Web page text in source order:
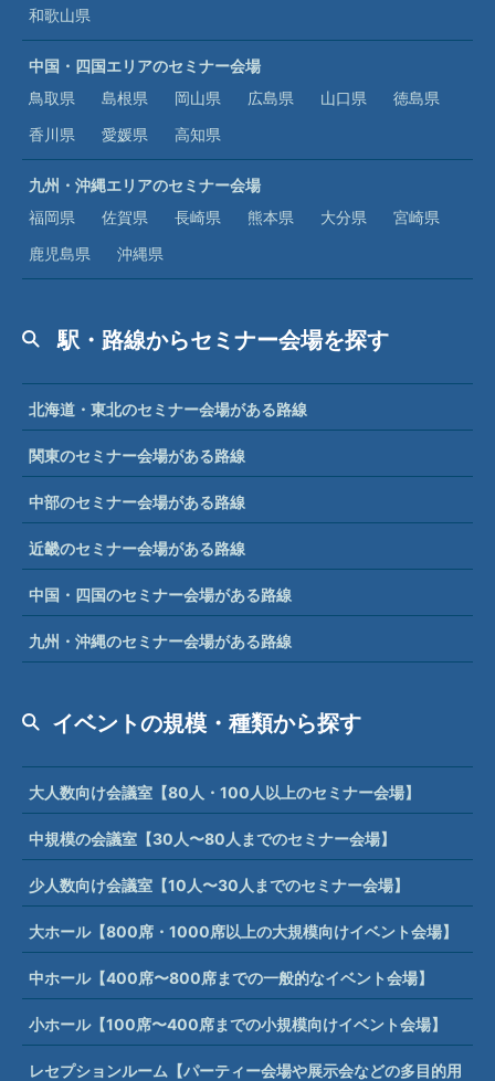
和歌山県
中国・四国エリアのセミナー会場
鳥取県
島根県 岡山県 広島県 山口県
徳島県
香川県
愛媛県 高知県
九州・沖縄エリアのセミナー会場
福岡県
佐賀県 長崎県 熊本県 大分県
宮崎県
鹿児島県
沖縄県
駅・路線からセミナー会場を探す
北海道・東北のセミナー会場がある路線
関東のセミナー会場がある路線
中部のセミナー会場がある路線
近畿のセミナー会場がある路線
中国・四国のセミナー会場がある路線
九州・沖縄のセミナー会場がある路線
イベントの規模・種類から探す
大人数向け会議室【80人・100人以上のセミナー会場】
中規模の会議室【30人〜80人までのセミナー会場】
少人数向け会議室【10人〜30人までのセミナー会場】
大ホール【800席・1000席以上の大規模向けイベント会場】
中ホール【400席〜800席までの一般的なイベント会場】
小ホール【100席〜400席までの小規模向けイベント会場】
レセプションルーム【パーティー会場や展示会などの多目的用